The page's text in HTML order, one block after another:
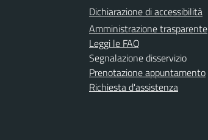
Dichiarazione di accessibilità
Amministrazione trasparente
Leggi le FAQ
Segnalazione disservizio
Prenotazione appuntamento
Richiesta d'assistenza